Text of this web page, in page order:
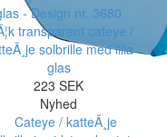
transparent cateye /
solbrille med lilla
glas
223 SEK
Nyhed